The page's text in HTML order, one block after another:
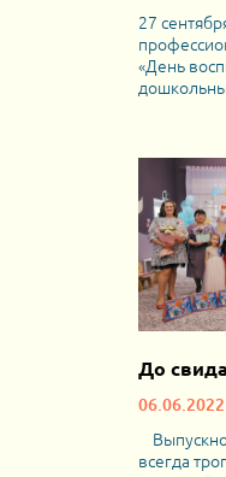
27
«День
До
06.06.2022
всегда